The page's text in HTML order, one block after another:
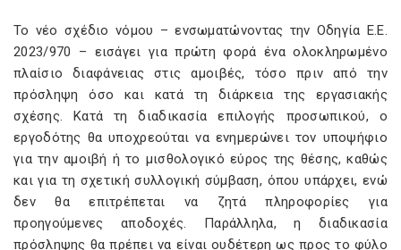
Το νέο σχέδιο νόμου – ενσωματώνοντας την Οδηγία Ε.Ε.
2023/970 – εισάγει για πρώτη φορά ένα ολοκληρωμένο
πλαίσιο διαφάνειας στις αμοιβές, τόσο πριν από την
πρόσληψη όσο και κατά τη διάρκεια της εργασιακής
σχέσης. Κατά τη διαδικασία επιλογής προσωπικού, ο
εργοδότης θα υποχρεούται να ενημερώνει τον υποψήφιο
για την αμοιβή ή το μισθολογικό εύρος της θέσης, καθώς
και για τη σχετική συλλογική σύμβαση, όπου υπάρχει, ενώ
δεν θα επιτρέπεται να ζητά πληροφορίες για
προηγούμενες αποδοχές. Παράλληλα, η διαδικασία
πρόσληψης θα πρέπει να είναι ουδέτερη ως προς το φύλο